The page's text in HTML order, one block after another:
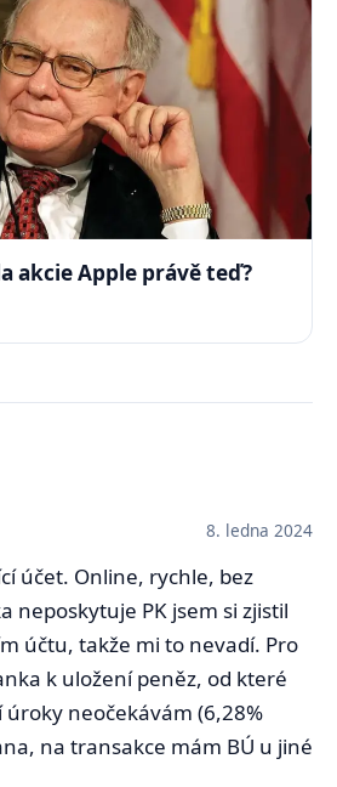
akcie Apple právě teď?
8. ledna 2024
účet. Online, rychle, bez
neposkytuje PK jsem si zjistil
účtu, takže mi to nevadí. Pro
k uložení peněz, od které
úroky neočekávám (6,28%
na transakce mám BÚ u jiné